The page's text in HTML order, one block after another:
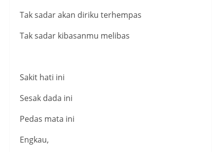
Tak sadar akan diriku terhempas
Tak sadar kibasanmu melibas
Sakit hati ini
Sesak dada ini
Pedas mata ini
Engkau,